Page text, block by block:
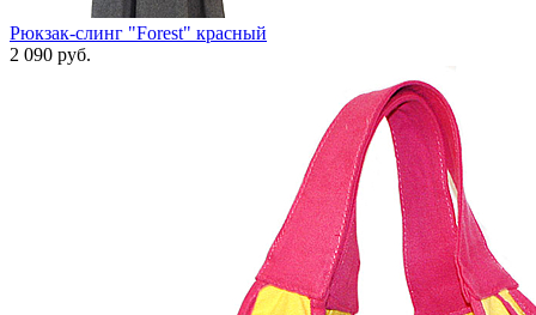
Рюкзак-слинг "Forest" красный
2 090 руб.